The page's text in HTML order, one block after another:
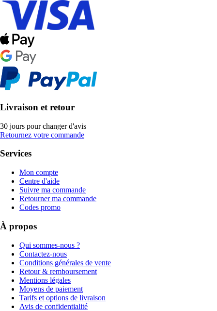
Livraison et retour
30 jours pour changer d'avis
Retournez votre commande
Services
Mon compte
Centre d'aide
Suivre ma commande
Retourner ma commande
Codes promo
À propos
Qui sommes-nous ?
Contactez-nous
Conditions générales de vente
Retour & remboursement
Mentions légales
Moyens de paiement
Tarifs et options de livraison
Avis de confidentialité